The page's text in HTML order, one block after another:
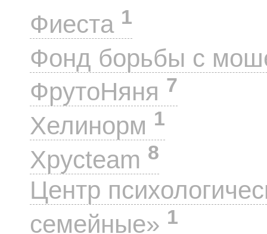
Фиеста 1
Фонд борьбы с
ФрутоНяня 7
Хелинорм 1
Хрусteam 8
Центр
семейные» 1